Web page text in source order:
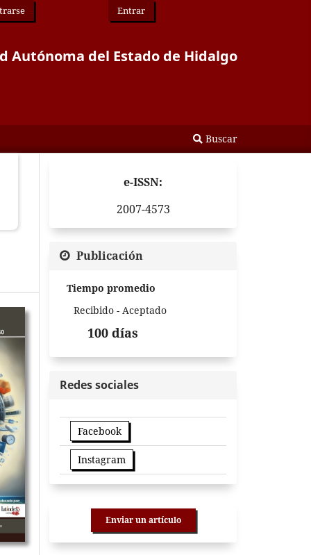
Autónoma del Estado de Hidalgo
Buscar
Entrar
e-ISSN:
2007-4573
Publicación
Tiempo promedio
Recibido - Aceptado
100 días
Redes sociales
Facebook
Instagram
Enviar un artículo